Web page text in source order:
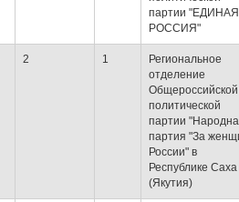
партии "ЕДИНАЯ
РОССИЯ"
2 1
Региональное
отделение
Общероссийской
политической
партии
партия "За
России" в
Республике Саха
(Якутия)